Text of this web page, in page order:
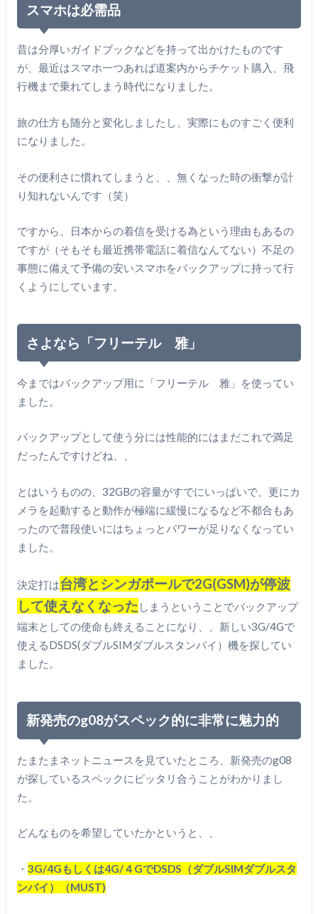
スマホは必需品
昔は分厚いガイドブックなどを持って出かけたものです
が、最近はスマホ一つあれば道案内からチケット購入、飛
行機まで乗れてしまう時代になりました。
旅の仕方も随分と変化しましたし、実際にものすごく便利
になりました。
その便利さに慣れてしまうと、、無くなった時の衝撃が計
り知れないんです（笑）
ですから、日本からの着信を受ける為という理由もあるの
ですが（そもそも最近携帯電話に着信なんてない）不足の
事態に備えて予備の安いスマホをバックアップに持って行
くようにしています。
さよなら「フリーテル 雅」
今まではバックアップ用に「フリーテル 雅」を使ってい
ました。
バックアップとして使う分には性能的にはまだこれで満足
だったんですけどね、、
とはいうものの、32GBの容量がすでにいっぱいで、更にカ
メラを起動すると動作が極端に緩慢になるなど不都合もあ
ったので普段使いにはちょっとパワーが足りなくなってい
ました。
決定打は台湾とシンガポールで2G(GSM)が停波
して使えなくなった しまうということでバックアップ
端末としての使命も終えることになり、、新しい3G/4Gで
使えるDSDS(ダブルSIMダブルスタンバイ）機を探してい
ました。
新発売のg08がスペック的に非常に魅力的
たまたまネットニュースを見ていたところ、新発売のg08
が探しているスペックにピッタリ合うことがわかりまし
た。
どんなものを希望していたかというと、、
・ 3G/4Gもしくは4G/４GでDSDS（ダブルSIMダブルスタ
ンバイ）（MUST)